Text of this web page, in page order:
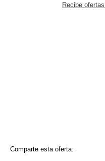
Recibe
Comparte esta oferta: